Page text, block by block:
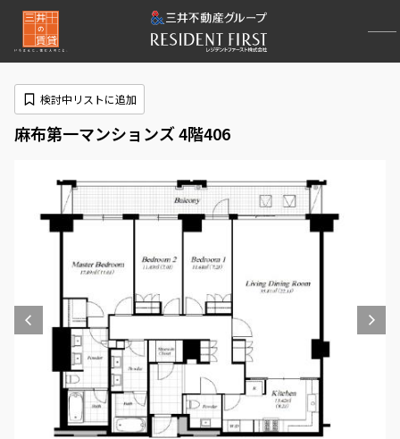
麻布第一マンションズ 4階406
検討中リストに追加